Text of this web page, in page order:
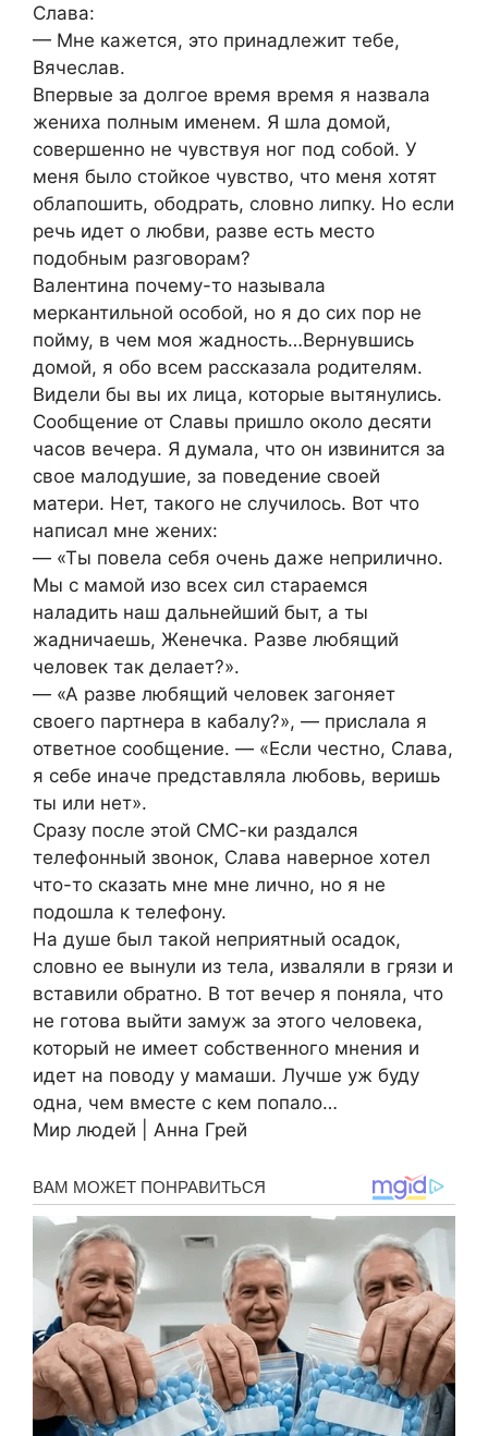
Слава:
— Мне кажется, это принадлежит тебе,
Вячеслав.
Впервые за долгое время время я назвала
жениха полным именем. Я шла домой,
совершенно не чувствуя ног под собой. У
меня было стойкое чувство, что меня хотят
облапошить, ободрать, словно липку. Но если
речь идет о любви, разве есть место
подобным разговорам?
Валентина почему-то называла
меркантильной особой, но я до сих пор не
пойму, в чем моя жадность…Вернувшись
домой, я обо всем рассказала родителям.
Видели бы вы их лица, которые вытянулись.
Сообщение от Славы пришло около десяти
часов вечера. Я думала, что он извинится за
свое малодушие, за поведение своей
матери. Нет, такого не случилось. Вот что
написал мне жених:
— «Ты повела себя очень даже неприлично.
Мы с мамой изо всех сил стараемся
наладить наш дальнейший быт, а ты
жадничаешь, Женечка. Разве любящий
человек так делает?».
— «А разве любящий человек загоняет
своего партнера в кабалу?», — прислала я
ответное сообщение. — «Если честно, Слава,
я себе иначе представляла любовь, веришь
ты или нет».
Сразу после этой СМС-ки раздался
телефонный звонок, Слава наверное хотел
что-то сказать мне мне лично, но я не
подошла к телефону.
На душе был такой неприятный осадок,
словно ее вынули из тела, изваляли в грязи и
вставили обратно. В тот вечер я поняла, что
не готова выйти замуж за этого человека,
который не имеет собственного мнения и
идет на поводу у мамаши. Лучше уж буду
одна, чем вместе с кем попало…
Мир людей | Анна Грей